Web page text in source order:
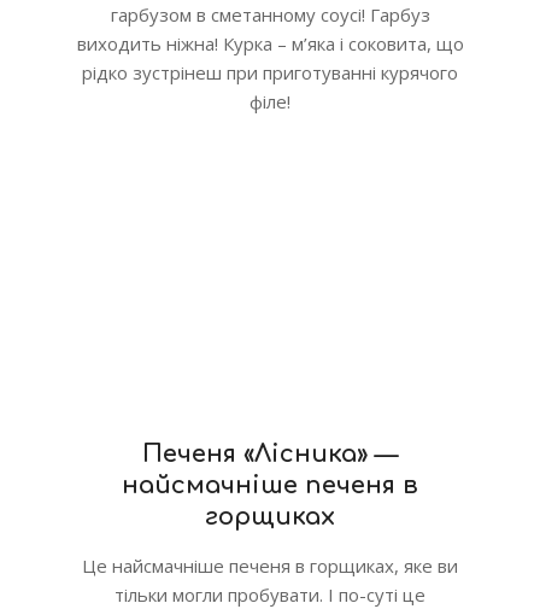
гарбузом в сметанному соусі! Гарбуз
виходить ніжна! Курка – м’яка і соковита, що
рідко зустрінеш при приготуванні курячого
філе!
Печеня «Лісника» —
найсмачніше печеня в
горщиках
Це найсмачніше печеня в горщиках, яке ви
тільки могли пробувати. І по-суті це